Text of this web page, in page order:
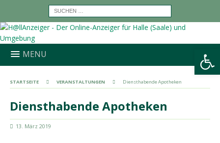
MENU
STARTSEITE VERANSTALTUNGEN Diensthabende Apotheken
Diensthabende Apotheken
13. März 2019
Werkzeugleiste öffnen